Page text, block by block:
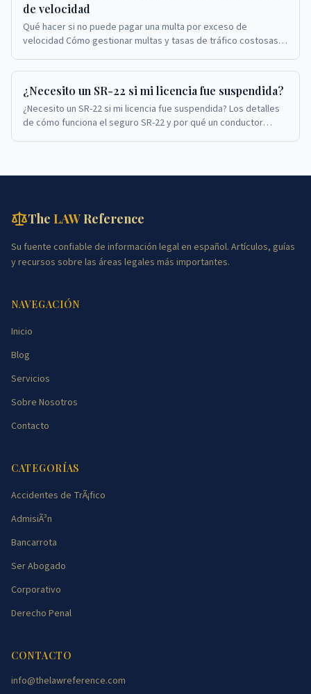
de velocidad
Qué hacer si no puede pagar una multa por exceso de
velocidad Cómo gestionar multas y tasas de tráfico costosas a
¿Necesito un SR-22 si mi licencia fue suspendida?
¿Necesito un SR-22 si mi licencia fue suspendida? Los detalles
de cómo funciona el seguro SR-22 y por qué un conductor
The LAWReference
Su fuente confiable de información legal en español. Artículos, guías
y recursos sobre las áreas legales más importantes.
NAVEGACIÓN
Inicio
Blog
Servicios
Sobre Nosotros
Contacto
CATEGORÍAS
Accidentes de TrÃ¡fico
AdmisiÃ³n
Bancarrota
Ser Abogado
Corporativo
Derecho Penal
CONTACTO
info@thelawreference.com